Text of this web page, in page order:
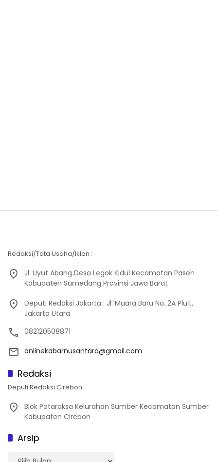
Redaksi/Tata Usaha/Iklan :
Jl. Uyut Abang Desa Legok Kidul Kecamatan Paseh
Kabupaten Sumedang Provinsi Jawa Barat
Deputi Redaksi Jakarta : Jl. Muara Baru No. 2A Pluit,
Jakarta Utara
082120508871
onlinekabarnusantara@gmail.com
Redaksi
Deputi Redaksi Cirebon
Blok Pataraksa Kelurahan Sumber Kecamatan Sumber
Kabupaten Cirebon
Arsip
Arsip